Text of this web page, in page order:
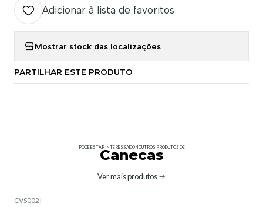
Adicionar à lista de favoritos
Mostrar stock das localizações
PARTILHAR ESTE PRODUTO
PODE ESTAR INTERESSADO NOUTROS PRODUTOS DE
Canecas
Ver mais produtos
CVS002 |